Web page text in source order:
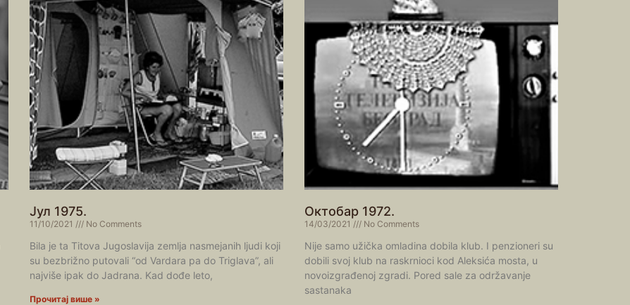
Јул 1975.
11/10/2021 No Comments
Bila je ta Titova Jugoslavija zemlja nasmejanih ljudi koji
su bezbrižno putovali “od Vardara pa do Triglava”, ali
najviše ipak do Jadrana. Kad dođe leto,
Прочитај више »
Октобар 1972.
14/03/2021 No Comments
Nije samo užička omladina dobila klub. I penzioneri su
dobili svoj klub na raskrnioci kod Aleksića mosta, u
novoizgrađenoj zgradi. Pored sale za održavanje
sastanaka